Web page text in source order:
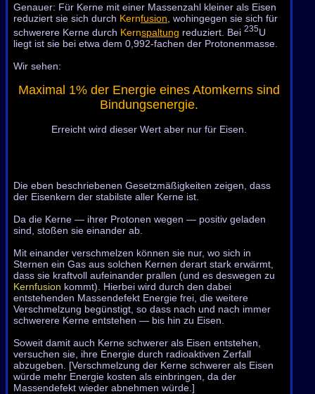
Genauer: Für Kerne mit einer Massenzahl kleiner als Eisen
reduziert sie sich durch Kernfusion , wohingegen sie sich für
schwerere Kerne durch Kernspaltung reduziert. Bei 235U
liegt ist sie bei etwa dem 0,992-fachen der Protonenmasse.
Wir sehen:
Maximal 1% der Energie eines Atomkerns sind
Bindungsenergie.
Erreicht wird dieser Wert aber nur für Eisen.
Die eben beschriebenen Gesetzmäßigkeiten zeigen, dass
der Eisenkern der stabilste aller Kerne ist.
Da die Kerne — ihrer Protonen wegen — positiv geladen
sind, stoßen sie einander ab.
Mit einander verschmelzen können sie nur, wo sich in
Sternen ein Gas aus solchen Kernen derart stark erwärmt,
dass sie kraftvoll aufeinander prallen (und es deswegen zu
Kernfusion kommt). Hierbei wird durch den dabei
entstehenden Massendefekt Energie frei, die weitere
Verschmelzung begünstigt, so dass nach und nach immer
schwerere Kerne entstehen — bis hin zu Eisen.
Soweit damit auch Kerne schwerer als Eisen entstehen,
versuchen sie, ihre Energie durch radioaktiven Zerfall
abzugeben. [Verschmelzung der Kerne schwerer als Eisen
würde mehr Energie kosten als einbringen, da der
Massendefekt wieder abnehmen würde.]